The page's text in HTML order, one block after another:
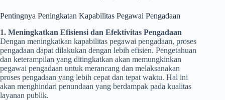
Pentingnya Peningkatan Kapabilitas Pegawai Pengadaan
1. Meningkatkan Efisiensi dan Efektivitas Pengadaan
Dengan meningkatkan kapabilitas pegawai pengadaan, proses
pengadaan dapat dilakukan dengan lebih efisien. Pengetahuan
dan keterampilan yang ditingkatkan akan memungkinkan
pegawai pengadaan untuk merancang dan melaksanakan
proses pengadaan yang lebih cepat dan tepat waktu. Hal ini
akan menghindari penundaan yang berdampak pada kualitas
layanan publik.